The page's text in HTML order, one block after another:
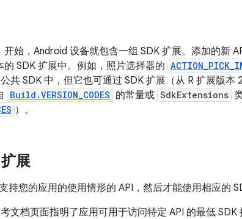
开始，Android 设备就包含一组 SDK 扩展。添加的新
SDK 扩展中。例如，照片选择器的
共 SDK 中，但它也可通过 SDK 扩展（从 R 扩展版本
Build.VERSION_CODES 的常量或 SdkExtensions
）。
展
持您的应用的使用情形的 API，然后才能使用相应的
文档页面指明了应用可用于访问特定 API 的最低